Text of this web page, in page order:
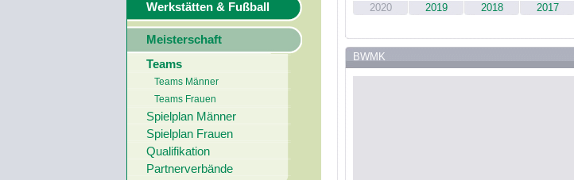
Werkstätten & Fußball
Meisterschaft
Teams
Teams Männer
Teams Frauen
Spielplan Männer
Spielplan Frauen
Qualifikation
Partnerverbände
2020
2019 2018 2017
BWMK